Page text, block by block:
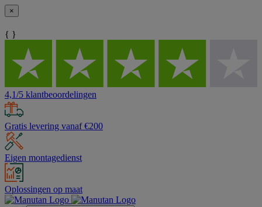
×
{ }
4,1/5 klantbeoordelingen
Gratis levering vanaf €200
Eigen montagedienst
Oplossingen op maat